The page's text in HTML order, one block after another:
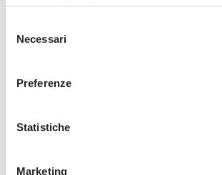
nostra cookie policyqui.
Attenzione: chiudendo questo banner,
un’area sottostante o accedendo ad
delNecessari
Preferenze
Statistiche
Marketing